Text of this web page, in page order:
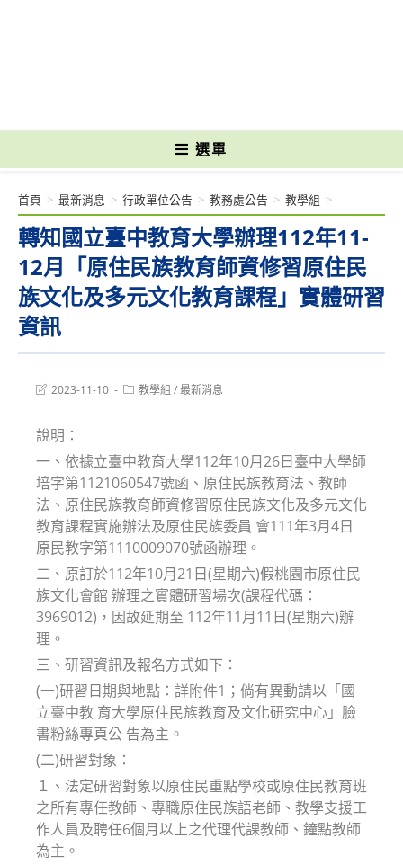
選單
轉知國立臺中教育大學辦理112年11-
12月「原住民族教育師資修習原住民
族文化及多元文化教育課程」實體研習
資訊
首頁 > 最新消息 > 行政單位公告 > 教務處公告 > 教學組 >
Post2023-11-10
Post教學組 /最新消息
說明：
一、依據立臺中教育大學112年10月26日臺中大學師
培字第1121060547號函、原住民族教育法、教師
法、原住民族教育師資修習原住民族文化及多元文化
教育課程實施辦法及原住民族委員 會111年3月4日
原民教字第1110009070號函辦理。
二、原訂於112年10月21日(星期六)假桃園市原住民
族文化會館 辦理之實體研習場次(課程代碼：
3969012)，因故延期至 112年11月11日(星期六)辦
理。
三、研習資訊及報名方式如下：
(一)研習日期與地點：詳附件1；倘有異動請以「國
立臺中教 育大學原住民族教育及文化研究中心」臉
書粉絲專頁公 告為主。
(二)研習對象：
１、法定研習對象以原住民重點學校或原住民教育班
之所有專任教師、專職原住民族語老師、教學支援工
作人員及聘任6個月以上之代理代課教師、鐘點教師
為主。